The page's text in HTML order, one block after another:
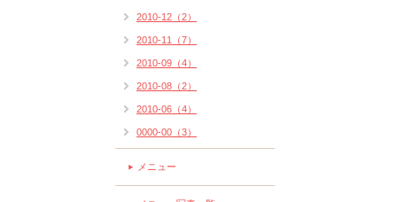
2010-12（2）
2010-11（7）
2010-09（4）
2010-08（2）
2010-06（4）
0000-00（3）
メニュー